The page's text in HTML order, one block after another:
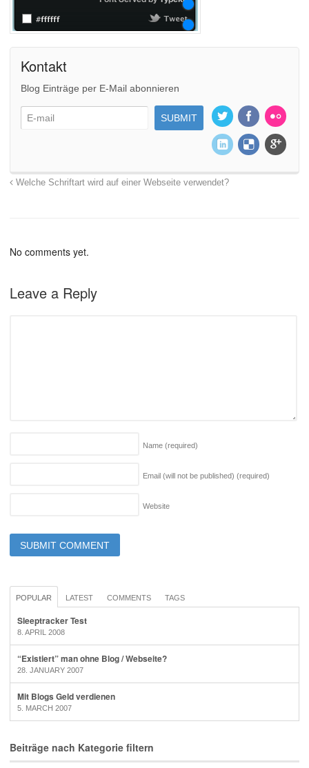
Kontakt
Blog Einträge per E-Mail abonnieren
Welche Schriftart wird auf einer Webseite verwendet?
No comments yet.
Leave a Reply
Name (required)
Email (will not be published) (required)
Website
POPULAR LATEST COMMENTS TAGS
Sleeptracker Test
8. APRIL 2008
“Existiert” man ohne Blog / Webseite?
28. JANUARY 2007
Mit Blogs Geld verdienen
5. MARCH 2007
Beiträge nach Kategorie filtern